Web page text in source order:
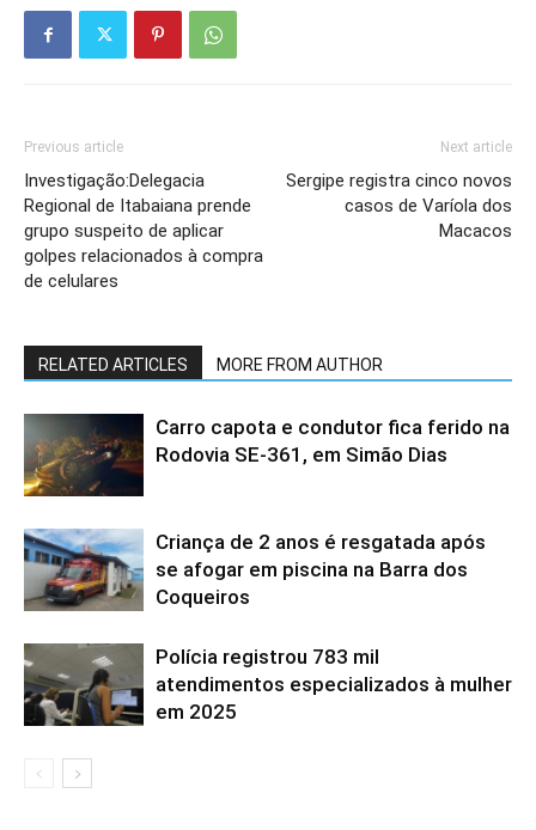
Previous article
Investigação:Delegacia
Regional de Itabaiana prende
grupo suspeito de aplicar
golpes relacionados à compra
de celulares
Next article
Sergipe registra cinco novos
casos de Varíola dos
Macacos
RELATED ARTICLES MORE FROM AUTHOR
Carro capota e condutor fica ferido na
Rodovia SE-361, em Simão Dias
Criança de 2 anos é resgatada após
se afogar em piscina na Barra dos
Coqueiros
Polícia registrou 783 mil
atendimentos especializados à mulher
em 2025